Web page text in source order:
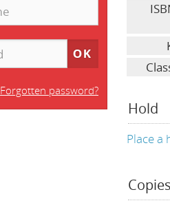
Hold
Place a
Forgotten password?